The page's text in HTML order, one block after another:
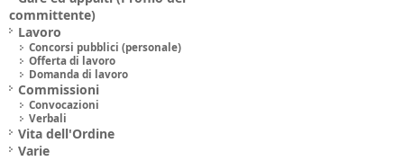
committente)
Lavoro
Concorsi pubblici (personale)
Offerta di lavoro
Domanda di lavoro
Commissioni
Convocazioni
Verbali
Vita dell'Ordine
Varie